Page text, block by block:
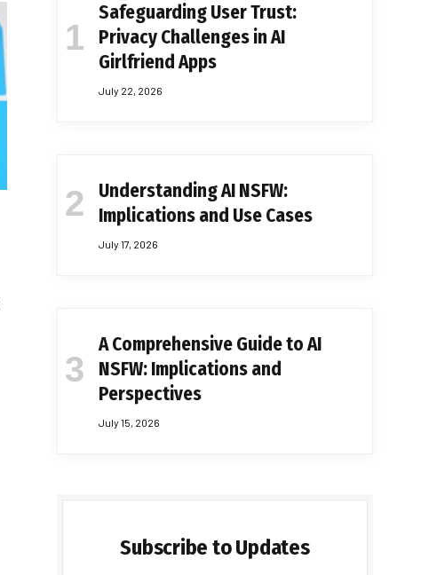
Safeguarding User Trust:
Privacy Challenges in AI
Girlfriend Apps
July 22, 2026
Understanding AI NSFW:
Implications and Use Cases
July 17, 2026
A Comprehensive Guide to AI
NSFW: Implications and
Perspectives
July 15, 2026
Subscribe to Updates